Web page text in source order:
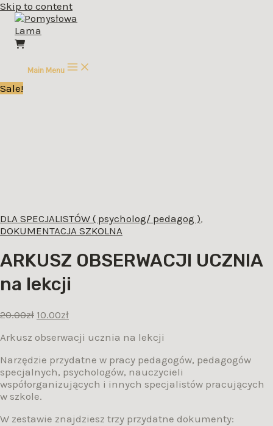
Skip to content
Main Menu
Sale!
DLA SPECJALISTÓW ( psycholog/ pedagog ),
DOKUMENTACJA SZKOLNA
ARKUSZ OBSERWACJI UCZNIA
na lekcji
20.00zł 10.00zł
Arkusz obserwacji ucznia na lekcji
Narzędzie przydatne w pracy pedagogów, pedagogów
specjalnych, psychologów, nauczycieli
współorganizujących i innych specjalistów pracujących
w szkole.
W zestawie znajdziesz trzy przydatne dokumenty: